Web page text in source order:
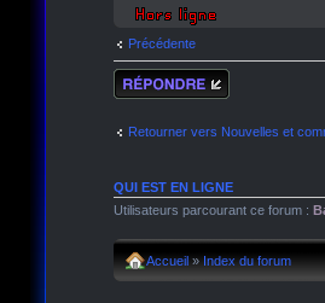
Précédente
Répondre
Retourner vers Nouvelles et
QUI EST EN LIGNE
Utilisateurs parcourant ce forum :
Accueil» Index du forum